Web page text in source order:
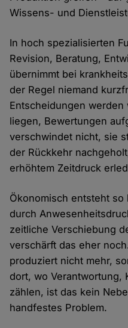
Wissens- und
In hoch spezialisierten
Revision, Beratung,
übernimmt bei
der Regel niemand
Entscheidungen
liegen, Bewertungen
verschwindet nicht, sie
der Rückkehr
erhöhtem Zeitdruck
Ökonomisch entsteht
durch
zeitliche Verschiebung
verschärft das eher
produziert nicht mehr,
dort, wo Verantwortung,
zählen, ist das kein
handfestes Problem.